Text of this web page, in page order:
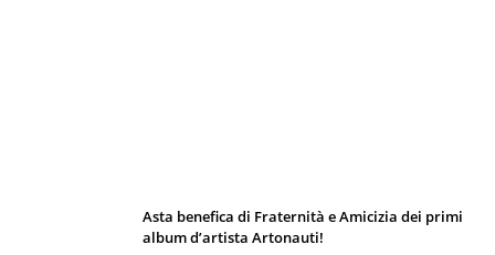
Asta benefica di Fraternità e Amicizia dei primi
album d’artista Artonauti!